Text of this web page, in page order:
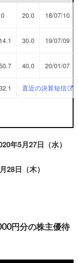
20.0 18/07/10
30.0 19/07/09
40.0 20/01/07
直近の決算短信
年5月27日（水）
28日（木）
円分の株主優待